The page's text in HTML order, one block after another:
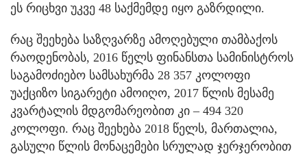
ეს რიცხვი უკვე 48 საქმემდე იყო გაზრდილი.
რაც შეეხება საზღვარზე ამოღებული თამბაქოს
რაოდენობას, 2016 წელს ფინანსთა სამინისტროს
საგამოძიებო სამსახურმა 28 357 კოლოფი
უაქციზო სიგარეტი ამოიღო, 2017 წლის მესამე
კვარტალის მდგომარეობით კი – 494 320
კოლოფი. რაც შეეხება 2018 წელს, მართალია,
გასული წლის მონაცემები სრულად ჯერჯერობით